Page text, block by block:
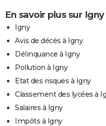
En savoir plus sur Igny
Igny
Avis de décès à Igny
Délinquance à Igny
Pollution à Igny
Etat des risques à Igny
Classement des lycées à
Salaires à Igny
Impôts à Igny